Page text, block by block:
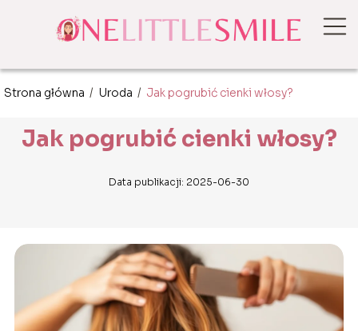
Strona główna / Uroda / Jak pogrubić cienki włosy?
Jak pogrubić cienki włosy?
Data publikacji: 2025-06-30